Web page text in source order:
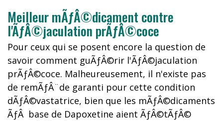
Meilleur mÃƒÂ©dicament contre
l'ÃƒÂ©jaculation prÃƒÂ©coce
Pour ceux qui se posent encore la question de
savoir comment guÃƒÂ©rir l'ÃƒÂ©jaculation
prÃƒÂ©coce. Malheureusement, il n'existe pas
de remÃƒÂ¨de garanti pour cette condition
dÃƒÂ©vastatrice, bien que les mÃƒÂ©dicaments
ÃƒÂ base de Dapoxetine aient ÃƒÂ©tÃƒÂ©